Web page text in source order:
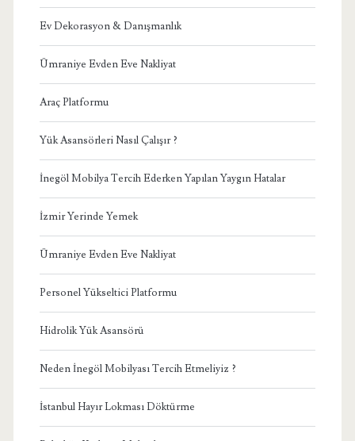
Ev Dekorasyon & Danışmanlık
Ümraniye Evden Eve Nakliyat
Araç Platformu
Yük Asansörleri Nasıl Çalışır ?
İnegöl Mobilya Tercih Ederken Yapılan Yaygın Hatalar
İzmir Yerinde Yemek
Ümraniye Evden Eve Nakliyat
Personel Yükseltici Platformu
Hidrolik Yük Asansörü
Neden İnegöl Mobilyası Tercih Etmeliyiz ?
İstanbul Hayır Lokması Döktürme